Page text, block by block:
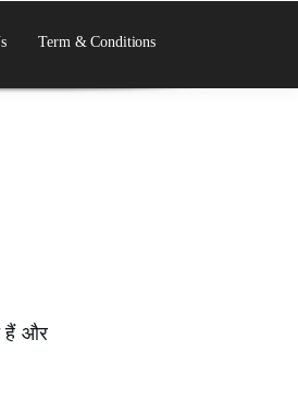
Term & Conditions
हैं और